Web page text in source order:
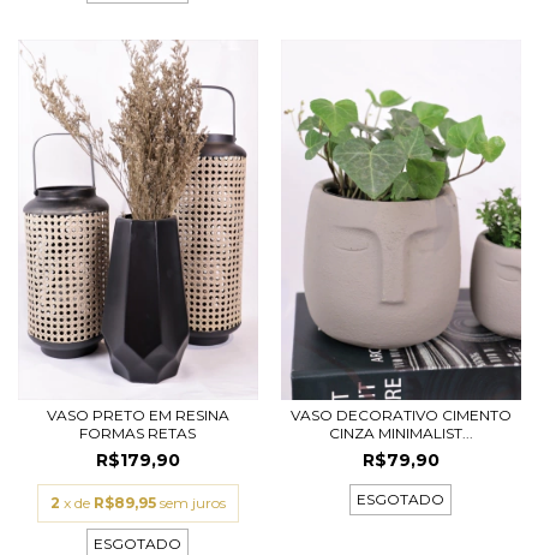
VASO PRETO EM RESINA
FORMAS RETAS
R$179,90
2 x de R$89,95 sem juros
ESGOTADO
VASO DECORATIVO CIMENTO
CINZA MINIMALIST...
R$79,90
ESGOTADO